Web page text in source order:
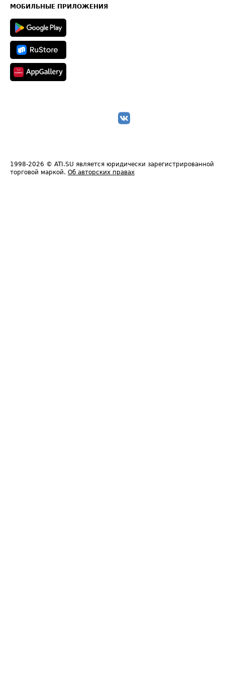
Техническая информация
МОБИЛЬНЫЕ ПРИЛОЖЕНИЯ
1998-2026 © ATI.SU является юридически зарегистрированной
торговой маркой. Об авторских правах